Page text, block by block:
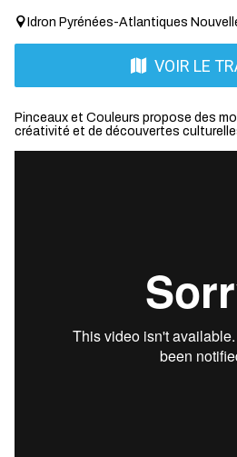
Idron Pyrénées-Atlantiques
VOIR LE
Pinceaux et Couleurs propose des
créativité et de découvertes